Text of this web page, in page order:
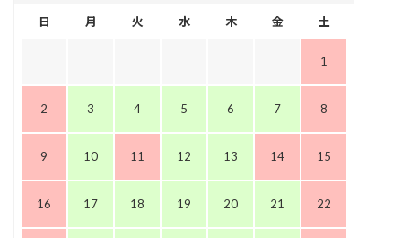
日 月 火 水 木 金 土
1
2 3 4 5 6 7 8
9 10 11 12 13 14 15
16 17 18 19 20 21 22